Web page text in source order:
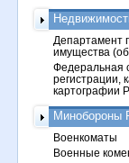
Департамент
имущества
Федеральная
регистрации,
картографии
Военкоматы
Военные